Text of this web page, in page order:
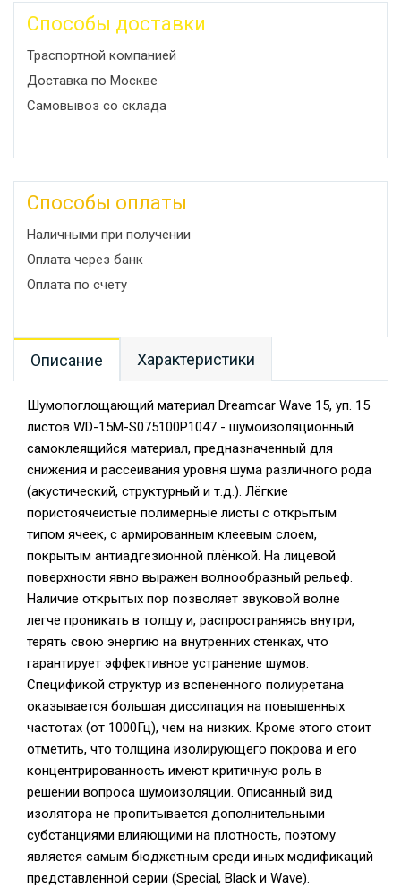
Способы доставки
Траспортной компанией
Доставка по Москве
Самовывоз со склада
Способы оплаты
Наличными при получении
Оплата через банк
Оплата по счету
Описание Характеристики
Шумопоглощающий материал Dreamcar Wave 15, уп. 15
листов WD-15M-S075100P1047 - шумоизоляционный
самоклеящийся материал, предназначенный для
снижения и рассеивания уровня шума различного рода
(акустический, структурный и т.д.). Лёгкие
пористоячеистые полимерные листы с открытым
типом ячеек, с армированным клеевым слоем,
покрытым антиадгезионной плёнкой. На лицевой
поверхности явно выражен волнообразный рельеф.
Наличие открытых пор позволяет звуковой волне
легче проникать в толщу и, распространяясь внутри,
терять свою энергию на внутренних стенках, что
гарантирует эффективное устранение шумов.
Спецификой структур из вспененного полиуретана
оказывается большая диссипация на повышенных
частотах (от 1000Гц), чем на низких. Кроме этого стоит
отметить, что толщина изолирующего покрова и его
концентрированность имеют критичную роль в
решении вопроса шумоизоляции. Описанный вид
изолятора не пропитывается дополнительными
субстанциями влияющими на плотность, поэтому
является самым бюджетным среди иных модификаций
представленной серии (Special, Black и Wave).